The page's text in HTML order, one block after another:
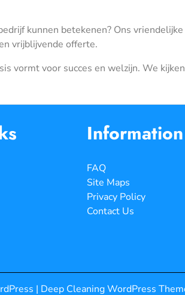
kunnen betekenen? Ons
vrijblijvende offerte.
vormt voor succes en welzijn. We
Information
FAQ
Site Maps
Privacy Policy
Contact Us
| Deep Cleaning WordPress